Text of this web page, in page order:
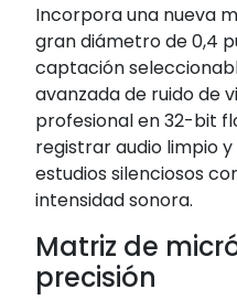
Incorpora una nueva
gran diámetro de 0,4
captación
avanzada de ruido de
profesional en 32-bit
registrar audio limpio
estudios silenciosos
intensidad sonora.
Matriz de
precisión